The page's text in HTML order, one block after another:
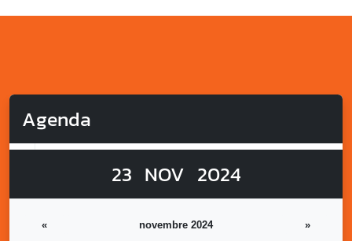
Agenda
23 NOV 2024
« novembre 2024
»